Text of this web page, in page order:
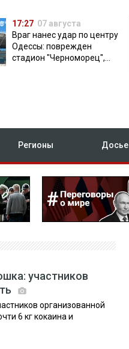
17:27 07 августа
Враг нанес удар по центру
Одессы: поврежден
стадион "Черноморец",
Регионы Досье
участников
организованной
6 кг кокаина и